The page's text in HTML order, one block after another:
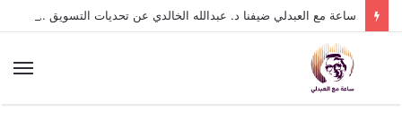
ساعة مع العبدلي ضيفنا د. عبدالله الخالدي عن تحديات التسويق في القطاع الثالث مع د. عبيد العبدلي